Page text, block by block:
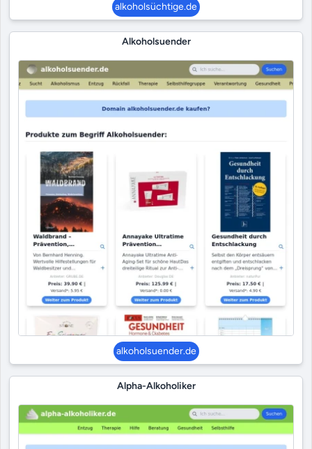
alkoholsüchtige.de
Alkoholsuender
alkoholsuender.de
Alpha-Alkoholiker